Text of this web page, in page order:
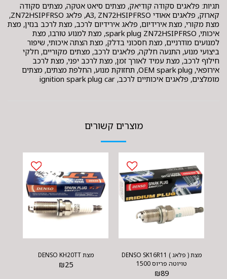
תגיות: פלאגים סקודה קודיאק, מצתים סיאט אטקה, מצתים סקודה
קארוק, פלאגים אאודי A3, ZN72HSIPFRSO, פלאג ZN72HSIPFRSO,
מצת מקורי, מצת אירידיום, פלאג אירידיום לרכב, מצת לרכב בנזין, מצת
איכותי, spark plug ZN72HSIPFRSO, מצת למנוע טורבו, מצת
למנועים מודרניים, מצת חסכוני בדלק, מצת הצתה איכותי, שיפור
ביצועי מנוע, התנעה חלקה, פלאגים לרכב, מצתים מקוריים, חלקי
חילוף לרכב, מצת עמיד לאורך זמן, מצת לרכב יפני, מצת לרכב
אירופאי, OEM spark plug, תחזוקת מנוע, החלפת מצתים, מצתים
מומלצים, פלאגים איכותיים לרכב, ignition spark plug car
מוצרים קשורים
מצת ( פלאג ) DENSO SK16R11
טויוטה פריוס 1500
₪89
מצת DENSO KH20TT
₪25